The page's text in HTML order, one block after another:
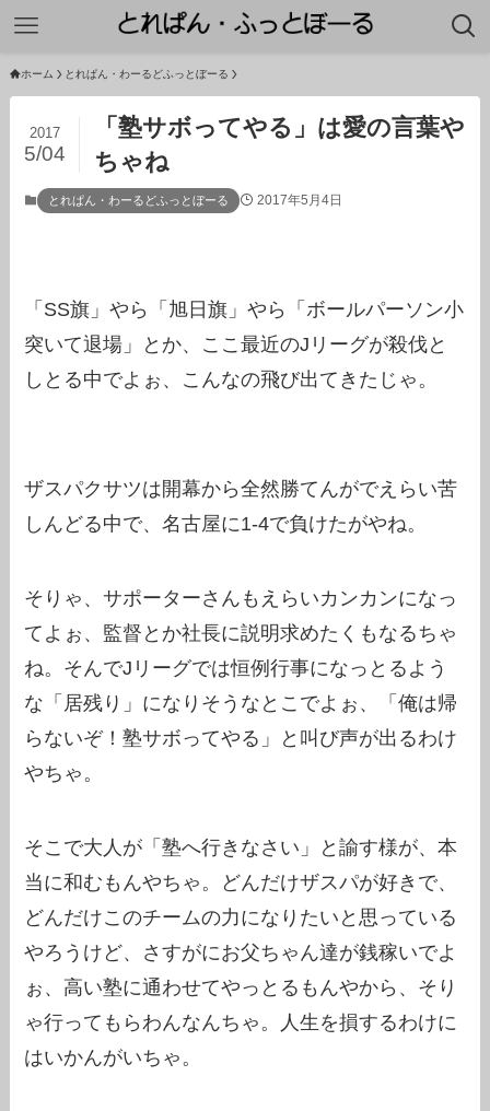
ホーム とれぱん・わーるどふっとぼーる
「塾サボってやる」は愛の言葉や
ちゃね
2017
5/04
とれぱん・わーるどふっとぼーる 2017年5月4日
「SS旗」やら「旭日旗」やら「ボールパーソン小
突いて退場」とか、ここ最近のJリーグが殺伐と
しとる中でよぉ、こんなの飛び出てきたじゃ。
ザスパクサツは開幕から全然勝てんがでえらい苦
しんどる中で、名古屋に1-4で負けたがやね。
そりゃ、サポーターさんもえらいカンカンになっ
てよぉ、監督とか社長に説明求めたくもなるちゃ
ね。そんでJリーグでは恒例行事になっとるよう
な「居残り」になりそうなとこでよぉ、「俺は帰
らないぞ！塾サボってやる」と叫び声が出るわけ
やちゃ。
そこで大人が「塾へ行きなさい」と諭す様が、本
当に和むもんやちゃ。どんだけザスパが好きで、
どんだけこのチームの力になりたいと思っている
やろうけど、さすがにお父ちゃん達が銭稼いでよ
ぉ、高い塾に通わせてやっとるもんやから、そり
ゃ行ってもらわんなんちゃ。人生を損するわけに
はいかんがいちゃ。